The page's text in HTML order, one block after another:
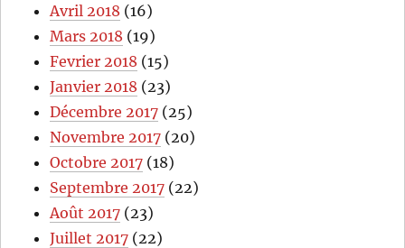
Avril 2018 (16)
Mars 2018 (19)
Fevrier 2018 (15)
Janvier 2018 (23)
Décembre 2017 (25)
Novembre 2017 (20)
Octobre 2017 (18)
Septembre 2017 (22)
Août 2017 (23)
Juillet 2017 (22)